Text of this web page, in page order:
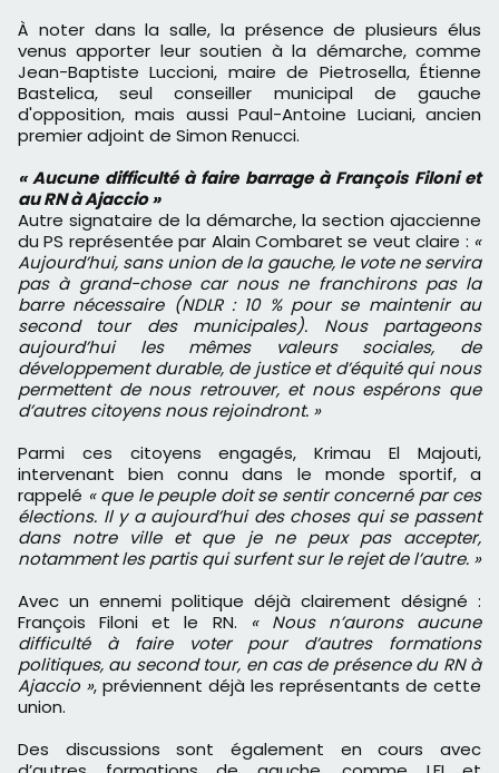
À noter dans la salle, la présence de plusieurs élus
venus apporter leur soutien à la démarche, comme
Jean-Baptiste Luccioni, maire de Pietrosella, Étienne
Bastelica, seul conseiller municipal de gauche
d'opposition, mais aussi Paul-Antoine Luciani, ancien
premier adjoint de Simon Renucci.
« Aucune difficulté à faire barrage à François Filoni et
au RN à Ajaccio »
Autre signataire de la démarche, la section ajaccienne
du PS représentée par Alain Combaret se veut claire : «
Aujourd’hui, sans union de la gauche, le vote ne servira
pas à grand-chose car nous ne franchirons pas la
barre nécessaire (NDLR : 10 % pour se maintenir au
second tour des municipales). Nous partageons
aujourd’hui les mêmes valeurs sociales, de
développement durable, de justice et d’équité qui nous
permettent de nous retrouver, et nous espérons que
d’autres citoyens nous rejoindront. »
Parmi ces citoyens engagés, Krimau El Majouti,
intervenant bien connu dans le monde sportif, a
rappelé « que le peuple doit se sentir concerné par ces
élections. Il y a aujourd’hui des choses qui se passent
dans notre ville et que je ne peux pas accepter,
notamment les partis qui surfent sur le rejet de l’autre. »
Avec un ennemi politique déjà clairement désigné :
François Filoni et le RN.
« Nous n’aurons aucune
difficulté à faire voter pour d’autres formations
politiques, au second tour, en cas de présence du RN à
Ajaccio », préviennent déjà les représentants de cette
union.
Des discussions sont également en cours avec